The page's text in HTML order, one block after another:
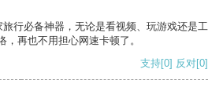
行必备神器，无论是看视频、玩游戏还是工
再也不用担心网速卡顿了。
支持[0] 反对[0]